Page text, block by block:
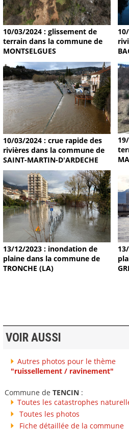
10/03/2024 : glissement de
terrain dans la commune de
MONTSELGUES
10/03/2024 : crue rapide des
rivières dans la commune de
SAINT-MARTIN-D'ARDECHE
13/12/2023 : inondation de
plaine dans la commune de
TRONCHE (LA)
VOIR AUSSI
Autres photos pour le thème
"ruissellement / ravinement"
Commune de TENCIN:
Toutes les catastrophes
Toutes les photos
Fiche détaillée de la commune